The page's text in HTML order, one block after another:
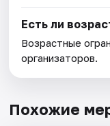
Есть ли
Возрастные
организаторов.
Похожие